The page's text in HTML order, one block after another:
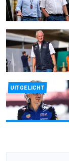
UITGELICHT